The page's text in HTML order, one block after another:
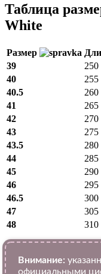
Таблица
White
Размер
39
250
40
255
40.5
260
41
265
42
270
43
275
43.5
280
44
285
45
290
46
295
46.5
300
47
305
48
310
Внимание:
официальными